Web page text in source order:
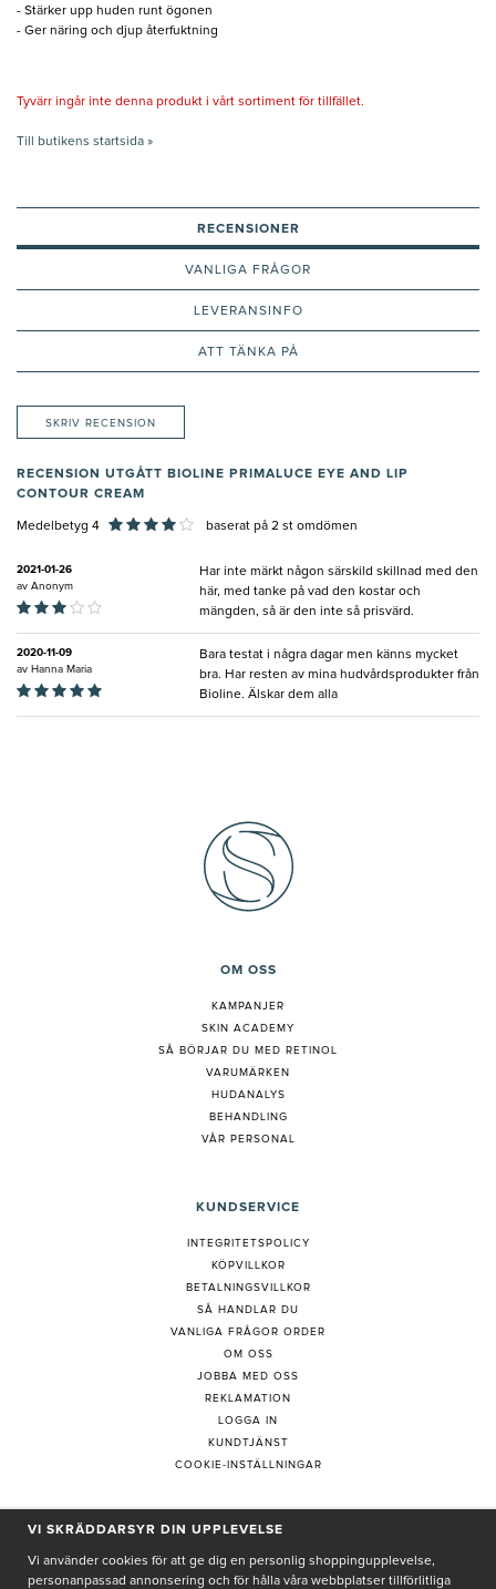
- Stärker upp huden runt ögonen
- Ger näring och djup återfuktning
Tyvärr ingår inte denna produkt i vårt sortiment för tillfället.
Till butikens startsida »
RECENSIONER
VANLIGA FRÅGOR
LEVERANSINFO
ATT TÄNKA PÅ
SKRIV RECENSION
RECENSION UTGÅTT BIOLINE PRIMALUCE EYE AND LIP
CONTOUR CREAM
Medelbetyg 4 baserat på 2 st omdömen
2021-01-26
av Anonym
Har inte märkt någon särskild skillnad med den
här, med tanke på vad den kostar och
mängden, så är den inte så prisvärd.
2020-11-09
av Hanna Maria
Bara testat i några dagar men känns mycket
bra. Har resten av mina hudvårdsprodukter från
Bioline. Älskar dem alla
OM OSS
KAMPANJER
SKIN ACADEMY
SÅ BÖRJAR DU MED RETINOL
VARUMÄRKEN
HUDANALYS
BEHANDLING
VÅR PERSONAL
KUNDSERVICE
INTEGRITETSPOLICY
KÖPVILLKOR
BETALNINGSVILLKOR
SÅ HANDLAR DU
VANLIGA FRÅGOR ORDER
OM OSS
JOBBA MED OSS
REKLAMATION
LOGGA IN
KUNDTJÄNST
COOKIE-INSTÄLLNINGAR
PRENUMERERA PÅ NYHETSBREV
VI SKRÄDDARSYR DIN UPPLEVELSE
Vi använder cookies för att ge dig en personlig shoppingupplevelse,
personanpassad annonsering och för hålla våra webbplatser tillförlitliga